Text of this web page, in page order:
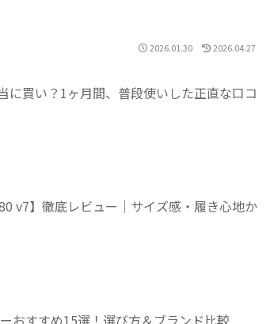
2026.01.30 2026.04.27
に買い？1ヶ月間、普段使いした正直な口コ
v7】徹底レビュー｜サイズ感・履き心地か
おすすめ15選！選び方＆ブランド比較